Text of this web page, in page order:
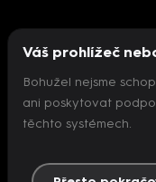
Nepodařilo
Váš prohlížeč
Bohužel nejsme
ani poskytovat
těchto systémech.